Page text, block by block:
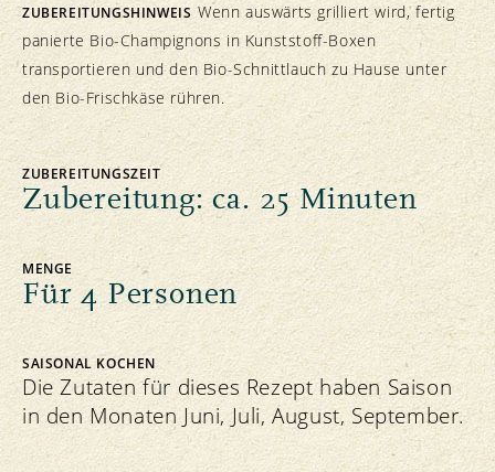
ZUBEREITUNGSHINWEIS Wenn auswärts grilliert wird, fertig
panierte Bio-Champignons in Kunststoff-Boxen
transportieren und den Bio-Schnittlauch zu Hause unter
den Bio-Frischkäse rühren.
ZUBEREITUNGSZEIT
Zubereitung: ca. 25 Minuten
MENGE
Für 4 Personen
SAISONAL KOCHEN
Die Zutaten für dieses Rezept haben Saison
in den Monaten Juni, Juli, August, September.